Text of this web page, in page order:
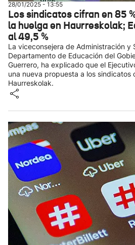
28/01/2025 - 13:55
Los sindicatos cifran en 85
la huelga en Haurreskolak;
al 49,5 %
La viceconsejera de Administración y
Departamento de Educación del
Guerrero, ha explicado que el
una nueva propuesta a los sindicatos
Haurreskolak.